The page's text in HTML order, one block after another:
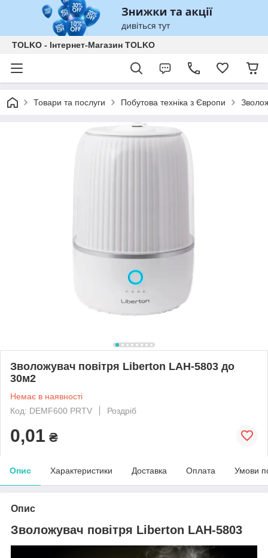
TOLKO - Інтернет-Магазин TOLKO
Товари та послуги Побутова техніка з Європи
Зволожувач повітря Liberton LAH-5803 до
30м2
Немає в наявності
Код: DEMF600 PRTV
Роздріб
0,01 ₴
Опис Характеристики Доставка Оплата Умови
Опис
Зволожувач повітря Liberton LAH-5803